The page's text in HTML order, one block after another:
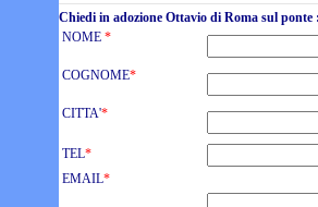
Chiedi in adozione Ottavio di Roma sul ponte
NOME *
COGNOME*
CITTA'*
TEL*
EMAIL*